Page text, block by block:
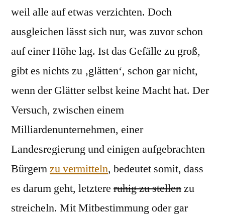
weil alle auf etwas verzichten. Doch
ausgleichen lässt sich nur, was zuvor schon
auf einer Höhe lag. Ist das Gefälle zu groß,
gibt es nichts zu ‚glätten‘, schon gar nicht,
wenn der Glätter selbst keine Macht hat. Der
Versuch, zwischen einem
Milliardenunternehmen, einer
Landesregierung und einigen aufgebrachten
Bürgernzu vermitteln, bedeutet somit, dass
es darum geht, letztere ruhig zu stellenzu
streicheln. Mit Mitbestimmung oder gar